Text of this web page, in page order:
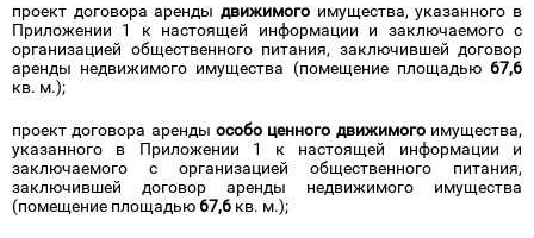
проект договора аренды движимого имущества, указанного в
Приложении 1 к настоящей информации и заключаемого с
организацией общественного питания, заключившей договор
аренды недвижимого имущества (помещение площадью 67,6
кв. м.);
проект договора аренды особо ценного движимогоимущества,
указанного в Приложении 1 к настоящей информации и
заключаемого с организацией общественного питания,
заключившей договор аренды недвижимого имущества
(помещение площадью 67,6 кв. м.);